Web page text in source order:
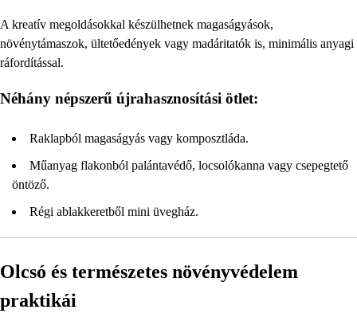
A kreatív megoldásokkal készülhetnek magaságyások,
növénytámaszok, ültetőedények vagy madáritatók is, minimális anyagi
ráfordítással.
Néhány népszerű újrahasznosítási ötlet:
Raklapból magaságyás vagy komposztláda.
Műanyag flakonból palántavédő, locsolókanna vagy csepegtető
öntöző.
Régi ablakkeretből mini üvegház.
Olcsó és természetes növényvédelem
praktikái